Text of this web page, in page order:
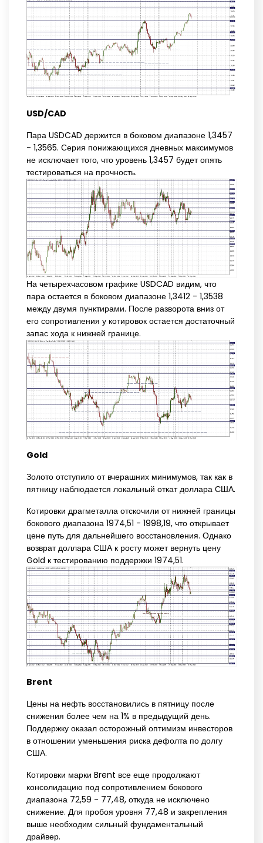
USD/CAD
Пара USDCAD держится в боковом диапазоне 1,3457
- 1,3565. Серия понижающихся дневных максимумов
не исключает того, что уровень 1,3457 будет опять
тестироваться на прочность.
На четырехчасовом графике USDCAD видим, что
пара остается в боковом диапазоне 1,3412 - 1,3538
между двумя пунктирами. После разворота вниз от
его сопротивления у котировок остается достаточный
запас хода к нижней границе.
Gold
Золото отступило от вчерашних минимумов, так как в
пятницу наблюдается локальный откат доллара США.
Котировки драгметалла отскочили от нижней границы
бокового диапазона 1974,51 - 1998,19, что открывает
цене путь для дальнейшего восстановления. Однако
возврат доллара США к росту может вернуть цену
Gold к тестированию поддержки 1974,51.
Brent
Цены на нефть восстановились в пятницу после
снижения более чем на 1% в предыдущий день.
Поддержку оказал осторожный оптимизм инвесторов
в отношении уменьшения риска дефолта по долгу
США.
Котировки марки Brent все еще продолжают
консолидацию под сопротивлением бокового
диапазона 72,59 - 77,48, откуда не исключено
снижение. Для пробоя уровня 77,48 и закрепления
выше необходим сильный фундаментальный
драйвер.